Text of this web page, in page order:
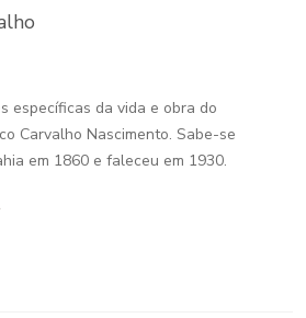
específicas da vida e obra do
Carvalho Nascimento. Sabe-se
em 1860 e faleceu em 1930.